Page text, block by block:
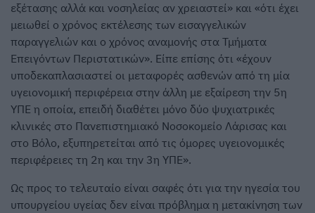
εξέτασης αλλά και νοσηλείας αν χρειαστεί» και «ότι έχει
μειωθεί ο χρόνος εκτέλεσης των εισαγγελικών
παραγγελιών και ο χρόνος αναμονής στα Τμήματα
Επειγόντων Περιστατικών». Είπε επίσης ότι «έχουν
υποδεκαπλασιαστεί οι μεταφορές ασθενών από τη μία
υγειονομική περιφέρεια στην άλλη με εξαίρεση την 5η
ΥΠΕ η οποία, επειδή διαθέτει μόνο δύο ψυχιατρικές
κλινικές στο Πανεπιστημιακό Νοσοκομείο Λάρισας και
στο Βόλο, εξυπηρετείται από τις όμορες υγειονομικές
περιφέρειες τη 2η και την 3η ΥΠΕ».
Ως προς το τελευταίο είναι σαφές ότι για την ηγεσία του
υπουργείου υγείας δεν είναι πρόβλημα η μετακίνηση των